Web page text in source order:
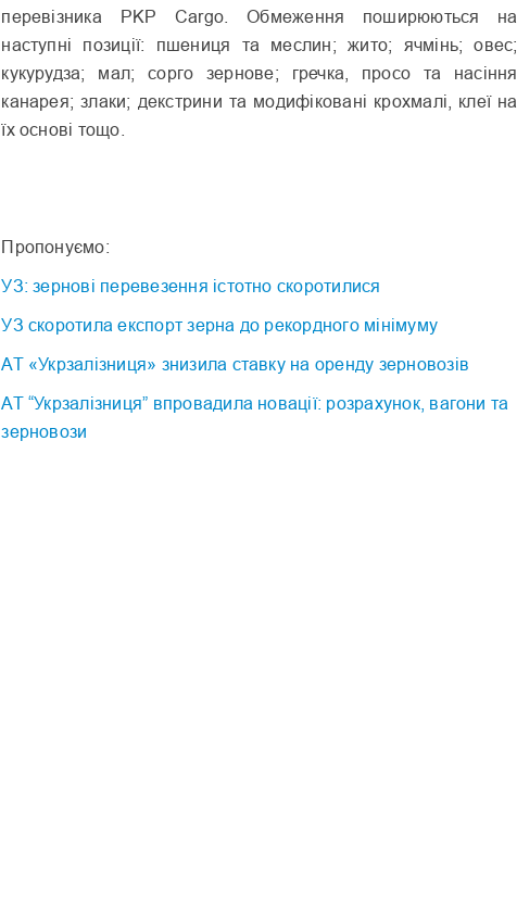
перевізника PKP Cargo. Обмеження поширюються на
наступні позиції: пшениця та меслин; жито; ячмінь; овес;
кукурудза; мал; сорго зернове; гречка, просо та насіння
канарея; злаки; декстрини та модифіковані крохмалі, клеї на
їх основі тощо.
Пропонуємо:
УЗ: зернові перевезення істотно скоротилися
УЗ скоротила експорт зерна до рекордного мінімуму
АТ «Укрзалізниця» знизила ставку на оренду зерновозів
АТ “Укрзалізниця” впровадила новації: розрахунок, вагони та
зерновози